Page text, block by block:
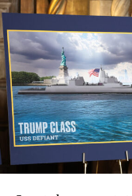
etapă a
miliarde de dolari,
1,6 miliarde pentru
subliniază
soluție tehnică.
Col. Ryan Frazier a
este diversificarea
inovații și tehnologii